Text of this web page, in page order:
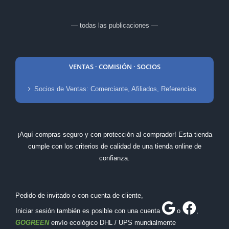
— todas las publicaciones —
VENTAS · COMISIÓN · SOCIOS
Socios de Ventas: Comerciante, Afiliados, Referencias
¡Aquí compras seguro y con protección al comprador! Esta tienda
cumple con los criterios de calidad de una tienda online de
confianza.
Pedido de invitado o con cuenta de cliente,
Iniciar sesión también es posible con una cuenta
o
GOGREENenvío ecológico DHL / UPS mundialmente